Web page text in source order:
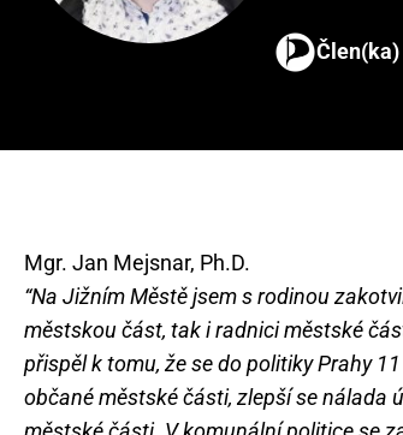
Mgr. Jan Mejsnar, Ph.D.
“Na Jižním Městě jsem s rodinou
městskou část, tak i radnici městské
přispěl k tomu, že se do politiky Prahy
občané městské části, zlepší se nálada